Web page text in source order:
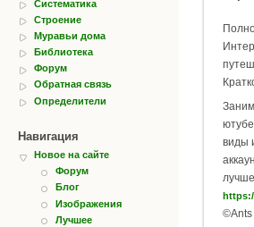
Систематика
Строение
Муравьи дома
Библиотека
Форум
Обратная связь
Определители
Навигация
Новое на сайте
Форум
Блог
Изображения
Лучшее
виды
https://
©Ants